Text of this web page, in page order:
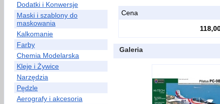
Dodatki i Konwersje
Maski i szablony do
maskowania
Kalkomanie
Farby
Chemia Modelarska
Kleje i Żywice
Narzędzia
Pędzle
Aerografy i akcesoria
Cena
Galeria